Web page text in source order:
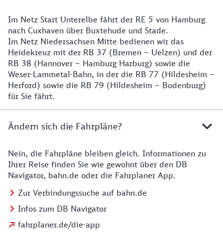
Details
Im Netz Start Unterelbe fährt der RE 5 von Hamburg
nach Cuxhaven über Buxtehude und Stade.
Im Netz Niedersachsen Mitte bedienen wir das
Heidekreuz mit der RB 37 (Bremen – Uelzen) und der
RB 38 (Hannover – Hamburg Harburg) sowie die
Weser-Lammetal-Bahn, in der die RB 77 (Hildesheim –
Herford) sowie die RB 79 (Hildesheim – Bodenburg)
für Sie fährt.
Ändern sich die Fahrpläne?
Details zu den Fahrplänen
Nein, die Fahrpläne bleiben gleich. Informationen zu
Ihrer Reise finden Sie wie gewohnt über den DB
Navigator, bahn.de oder die Fahrplaner App.
Zur Verbindungssuche auf bahn.de
Infos zum DB Navigator
fahrplaner.de/die-app